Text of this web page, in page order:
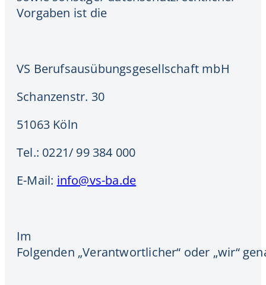
Vorgaben ist die
VS Berufsausübungsgesellschaft mbH
Schanzenstr. 30
51063 Köln
Tel.: 0221/ 99 384 000
E-Mail: info@vs-ba.de
Im
Folgenden „Verantwortlicher“ oder „wir“